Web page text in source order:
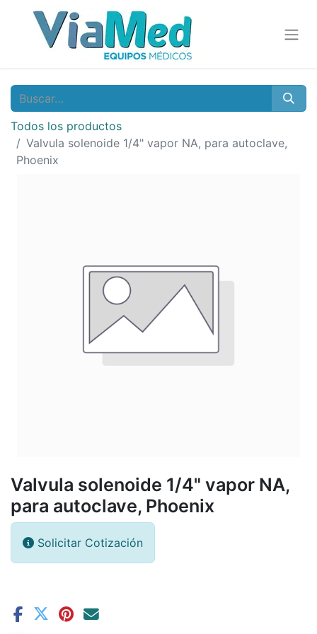
Todos los productos
Valvula solenoide 1/4" vapor NA, para autoclave,
Phoenix
Valvula solenoide 1/4" vapor NA,
para autoclave, Phoenix
Solicitar Cotización